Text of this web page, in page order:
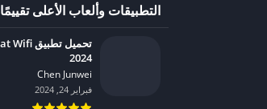
التطبيقات وألعاب الأعلى تقييمًا
2024
Chen Junwei‏
فبراير 24, 2024